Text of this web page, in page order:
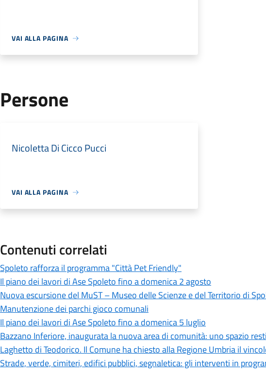
VAI ALLA PAGINA
Persone
Nicoletta Di Cicco Pucci
VAI ALLA PAGINA
Contenuti correlati
Spoleto rafforza il programma "Città Pet Friendly"
Il piano dei lavori di Ase Spoleto fino a domenica 2 agosto
Nuova escursione del MuST – Museo delle Scienze e del Territorio di
Manutenzione dei parchi gioco comunali
Il piano dei lavori di Ase Spoleto fino a domenica 5 luglio
Bazzano Inferiore, inaugurata la nuova area di comunità: uno spazio
Laghetto di Teodorico. Il Comune ha chiesto alla Regione Umbria il
Strade, verde, cimiteri, edifici pubblici, segnaletica: gli interventi in